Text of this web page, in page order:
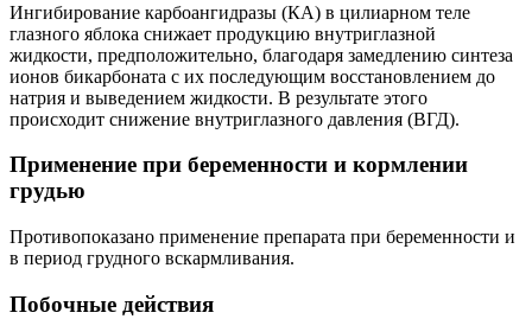
Ингибирование карбоангидразы (КА) в цилиарном теле
глазного яблока снижает продукцию внутриглазной
жидкости, предположительно, благодаря замедлению синтеза
ионов бикарбоната с их последующим восстановлением до
натрия и выведением жидкости. В результате этого
происходит снижение внутриглазного давления (ВГД).
Применение при беременности и кормлении
грудью
Противопоказано применение препарата при беременности и
в период грудного вскармливания.
Побочные действия